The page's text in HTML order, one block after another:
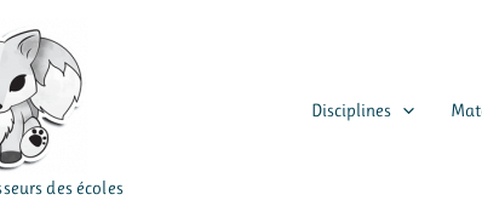
des écoles
Disciplines